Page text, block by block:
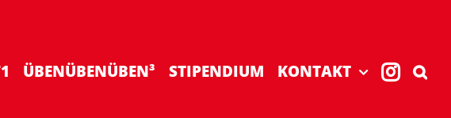
ÜBENÜBENÜBEN³ STIPENDIUM KONTAKT